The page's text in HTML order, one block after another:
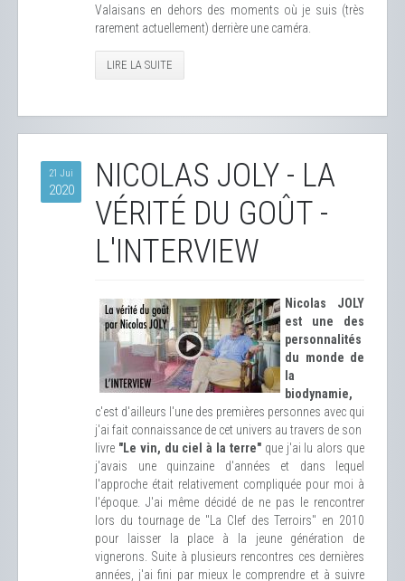
Valaisans en dehors des moments où je suis (très
rarement actuellement) derrière une caméra.
LIRE LA SUITE
21 Jui
2020
NICOLAS JOLY - LA
VÉRITÉ DU GOÛT -
L'INTERVIEW
Nicolas JOLY
est une des
personnalités
du monde de
la
biodynamie,
c'est d'ailleurs l'une des premières personnes avec qui
j'ai fait connaissance de cet univers au travers de son
livre "Le vin, du ciel à la terre"que j'ai lu alors que
j'avais une quinzaine d'années et dans lequel
l'approche était relativement compliquée pour moi à
l'époque. J'ai même décidé de ne pas le rencontrer
lors du tournage de "La Clef des Terroirs" en 2010
pour laisser la place à la jeune génération de
vignerons. Suite à plusieurs rencontres ces dernières
années, j'ai fini par mieux le comprendre et à suivre